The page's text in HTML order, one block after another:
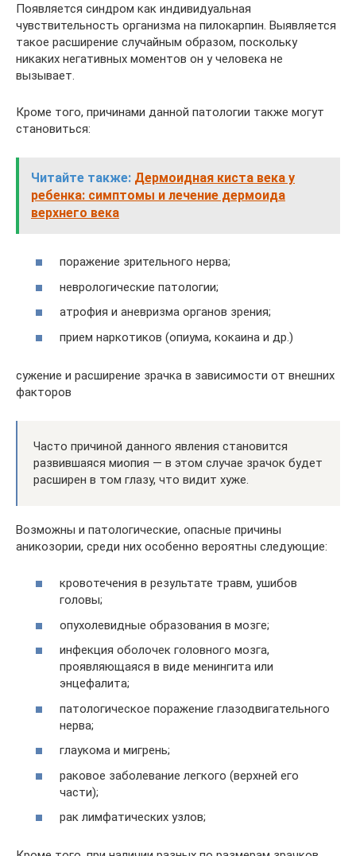
Появляется синдром как индивидуальная
чувствительность организма на пилокарпин. Выявляется
такое расширение случайным образом, поскольку
никаких негативных моментов он у человека не
вызывает.
Кроме того, причинами данной патологии также могут
становиться:
Читайте также: Дермоидная киста века у
ребенка: симптомы и лечение дермоида
верхнего века
поражение зрительного нерва;
неврологические патологии;
атрофия и аневризма органов зрения;
прием наркотиков (опиума, кокаина и др.)
сужение и расширение зрачка в зависимости от внешних
факторов
Часто причиной данного явления становится
развившаяся миопия — в этом случае зрачок будет
расширен в том глазу, что видит хуже.
Возможны и патологические, опасные причины
аникозории, среди них особенно вероятны следующие:
кровотечения в результате травм, ушибов
головы;
опухолевидные образования в мозге;
инфекция оболочек головного мозга,
проявляющаяся в виде менингита или
энцефалита;
патологическое поражение глазодвигательного
нерва;
глаукома и мигрень;
раковое заболевание легкого (верхней его
части);
рак лимфатических узлов;